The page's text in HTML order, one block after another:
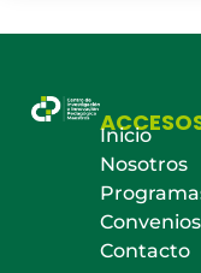
Inicio
Nosotros
Convenios
Contacto